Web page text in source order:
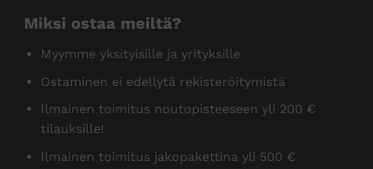
Pajantie B 18, 60100 Seinäjoki Puh.0400 600 484